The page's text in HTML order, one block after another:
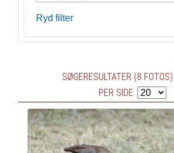
Ryd filter
SØGERESULTATER (8 FOTOS)
PER SIDE: